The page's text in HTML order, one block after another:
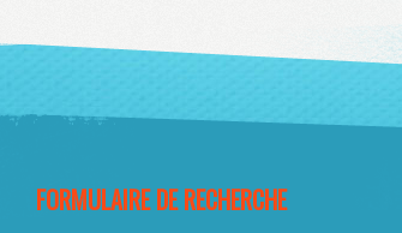
FORMULAIRE DE RECHERCHE